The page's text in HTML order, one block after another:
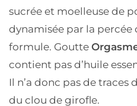
sucrée et moelleuse de
dynamisée par la percée
formule. Goutte
contient pas d’huile
Il n’a donc pas de
du clou de girofle.